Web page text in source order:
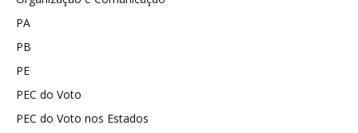
PA
PB
PE
PEC do Voto
PEC do Voto nos Estados